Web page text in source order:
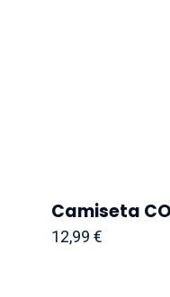
Camiseta
12,99 €